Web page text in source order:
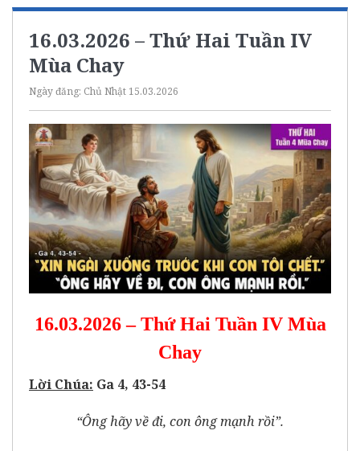
16.03.2026 – Thứ Hai Tuần IV
Mùa Chay
Ngày đăng: Chủ Nhật 15.03.2026
16.03.2026 – Thứ Hai Tuần IV Mùa
Chay
Lời Chúa: Ga 4, 43-54
“Ông hãy về đi, con ông mạnh rồi”.